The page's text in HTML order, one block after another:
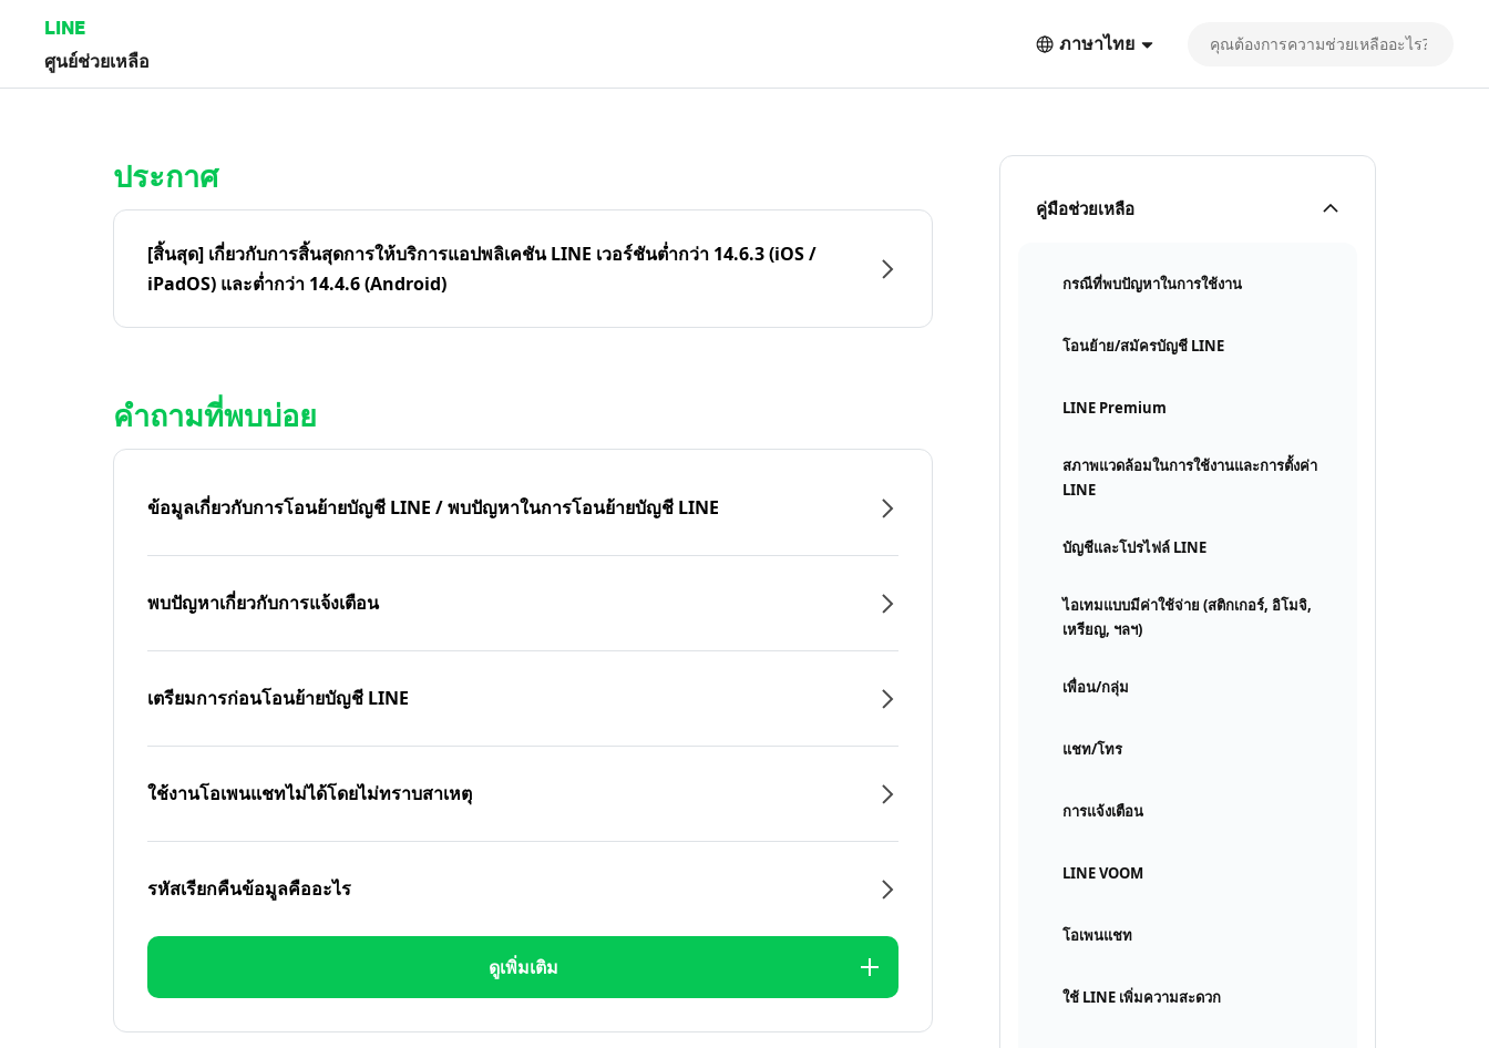
LINE
ศูนย์ช่วยเหลือ
ภาษาไทย
คู่มือช่วยเหลือ
กรณีที่พบปัญหาในการใช้งาน
โอนย้าย/สมัครบัญชี LINE
LINE Premium
สภาพแวดล้อมในการใช้งานและการตั้งค่า
LINE
บัญชีและโปรไฟล์ LINE
ไอเทมแบบมีค่าใช้จ่าย (สติกเกอร์, อิโมจิ,
เหรียญ, ฯลฯ)
เพื่อน/กลุ่ม
แชท/โทร
การแจ้งเตือน
LINE VOOM
โอเพนแชท
ใช้ LINE เพิ่มความสะดวก
ประกาศ
[สิ้นสุด] เกี่ยวกับการสิ้นสุดการให้บริการแอปพลิเคชัน LINE เวอร์ชันต่ำกว่า 14.6.3 (iOS /
iPadOS) และต่ำกว่า 14.4.6 (Android)
คำถามที่พบบ่อย
ข้อมูลเกี่ยวกับการโอนย้ายบัญชี LINE / พบปัญหาในการโอนย้ายบัญชี LINE
พบปัญหาเกี่ยวกับการแจ้งเตือน
เตรียมการก่อนโอนย้ายบัญชี LINE
ใช้งานโอเพนแชทไม่ได้โดยไม่ทราบสาเหตุ
รหัสเรียกคืนข้อมูลคืออะไร
ดูเพิ่มเติม